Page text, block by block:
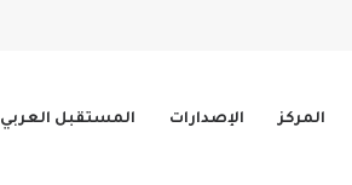
المركز الإصدارات المستقبل العربي